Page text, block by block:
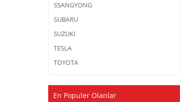
SSANGYONG
SUBARU
SUZUKI
TESLA
TOYOTA
En Populer Olanlar